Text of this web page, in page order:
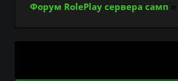
Форум RolePlay сервера самп »